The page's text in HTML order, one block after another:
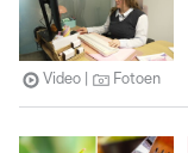
Video Fotoen